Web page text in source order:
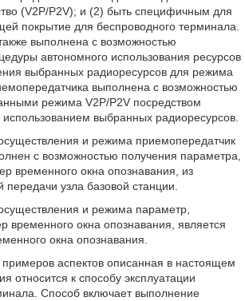
(V2P/P2V); и (2) быть специфичным для
покрытие для беспроводного терминала.
выполнена с возможностью
автономного использования ресурсов
выбранных радиоресурсов для режима
выполнена с возможностью
режима V2P/P2V посредством
выбранных радиоресурсов.
и режима приемопередатчик
с возможностью получения параметра,
временного окна опознавания, из
узла базовой станции.
и режима параметр,
временного окна опознавания, является
окна опознавания.
примеров аспектов описанная в настоящем
относится к способу эксплуатации
Способ включает выполнение